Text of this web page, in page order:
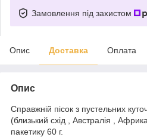
Замовлення під захистом
Опис Доставка Оплата
Опис
Справжній пісок з пустельних
(близький схід , Австралія ,
пакетику 60 г.